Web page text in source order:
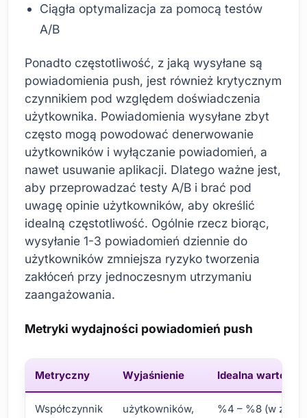
Ciągła optymalizacja za pomocą testów
A/B
Ponadto częstotliwość, z jaką wysyłane są
powiadomienia push, jest również krytycznym
czynnikiem pod względem doświadczenia
użytkownika. Powiadomienia wysyłane zbyt
często mogą powodować denerwowanie
użytkowników i wyłączanie powiadomień, a
nawet usuwanie aplikacji. Dlatego ważne jest,
aby przeprowadzać testy A/B i brać pod
uwagę opinie użytkowników, aby określić
idealną częstotliwość. Ogólnie rzecz biorąc,
wysyłanie 1-3 powiadomień dziennie do
użytkowników zmniejsza ryzyko tworzenia
zakłóceń przy jednoczesnym utrzymaniu
zaangażowania.
Metryki wydajności powiadomień push
Metryczny Wyjaśnienie Idealna wartość
Współczynnik
użytkowników,
%4 – %8 (w